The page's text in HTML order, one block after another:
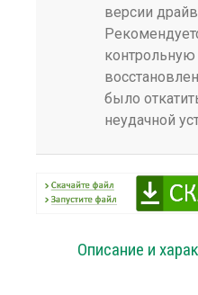
версии
контрольную
было
неудачной
Описание и